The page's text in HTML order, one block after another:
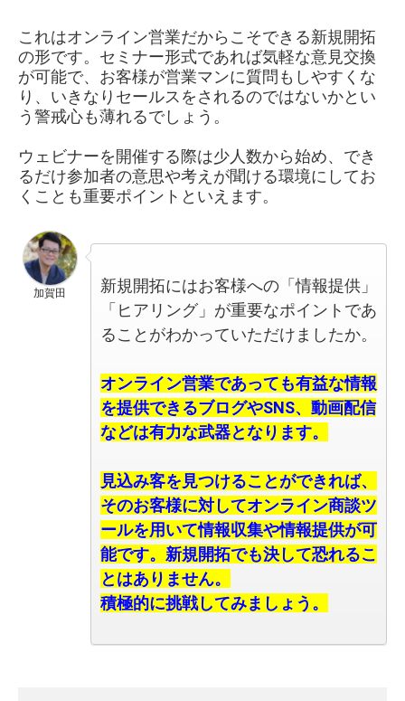
これはオンライン営業だからこそできる新規開拓
の形です。セミナー形式であれば気軽な意見交換
が可能で、お客様が営業マンに質問もしやすくな
り、いきなりセールスをされるのではないかとい
う警戒心も薄れるでしょう。
ウェビナーを開催する際は少人数から始め、でき
るだけ参加者の意思や考えが聞ける環境にしてお
くことも重要ポイントといえます。
加賀田
新規開拓にはお客様への「情報提供」
「ヒアリング」が重要なポイントであ
ることがわかっていただけましたか。
オンライン営業であっても有益な情報
を提供できるブログやSNS、動画配信
などは有力な武器となります。
見込み客を見つけることができれば、
そのお客様に対してオンライン商談ツ
ールを用いて情報収集や情報提供が可
能です。新規開拓でも決して恐れるこ
とはありません。
積極的に挑戦してみましょう。